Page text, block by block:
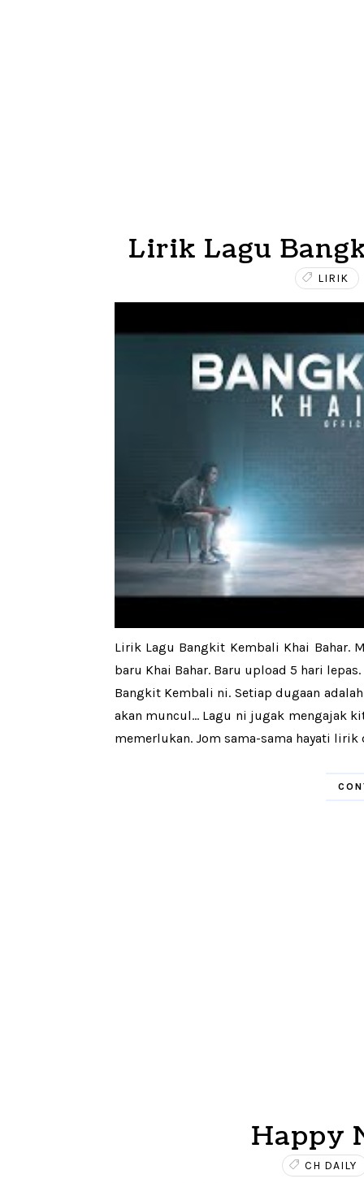
Lirik Lagu
LIRIK
Lirik Lagu Bangkit Kembali Khai Bahar.
baru Khai Bahar. Baru upload 5 hari
Bangkit Kembali ni. Setiap dugaan
akan muncul... Lagu ni jugak mengajak
memerlukan. Jom sama-sama hayati
Happy
CH DAILY